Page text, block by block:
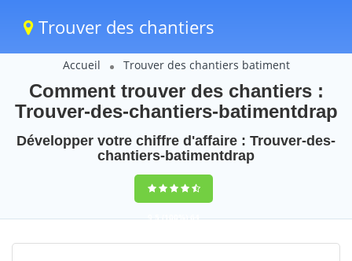
Trouver des chantiers
Accueil Trouver des chantiers batiment
Comment trouver des chantiers :
Trouver-des-chantiers-batimentdrap
Développer votre chiffre d'affaire : Trouver-des-
chantiers-batimentdrap
9,5(100%)64
votes